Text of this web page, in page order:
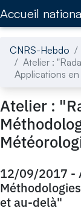
Accueil
CNRS-Hebdo
Atelier :
Applications
Atelier :
12/09/2017 -
et au-delà"